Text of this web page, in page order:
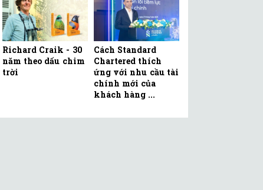
Richard Craik - 30
năm theo dấu chim
trời
Cách Standard
Chartered thích
ứng với nhu cầu tài
chính mới của
khách hàng ...